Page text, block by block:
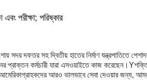
পরীক্ষা; পরিষ্কার
সদর দফতর সহ দ্বিতীয় হাতের নির্মাণ যন্ত্রপাতিতে
কর্মচারী যারা এসওয়াইতে কাজ করেছেন। Y
আরও ভালভাবে সেবা দেওয়ার জন্য,